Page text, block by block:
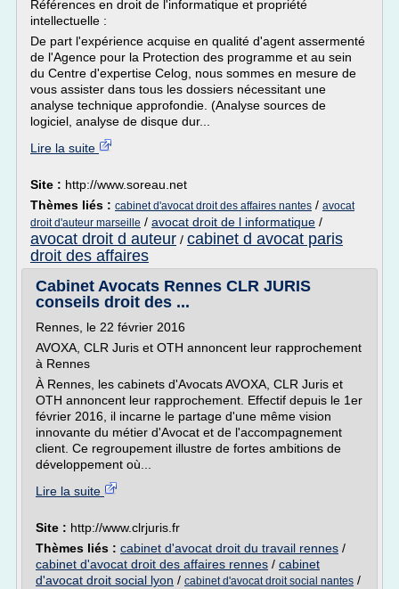
Références en droit de l'informatique et propriété
intellectuelle :
De part l'expérience acquise en qualité d'agent assermenté
de l'Agence pour la Protection des programme et au sein
du Centre d'expertise Celog, nous sommes en mesure de
vous assister dans tous les dossiers nécessitant une
analyse technique approfondie. (Analyse sources de
logiciel, analyse de disque dur...
Lire la suite
Site : http://www.soreau.net
Thèmes liés : cabinet d'avocat droit des affaires nantes / avocat
droit d'auteur marseille / avocat droit de l informatique /
avocat droit d auteur / cabinet d avocat paris
droit des affaires
Cabinet Avocats Rennes CLR JURIS
conseils droit des ...
Rennes, le 22 février 2016
AVOXA, CLR Juris et OTH annoncent leur rapprochement
à Rennes
À Rennes, les cabinets d'Avocats AVOXA, CLR Juris et
OTH annoncent leur rapprochement. Effectif depuis le 1er
février 2016, il incarne le partage d'une même vision
innovante du métier d'Avocat et de l'accompagnement
client. Ce regroupement illustre de fortes ambitions de
développement où...
Lire la suite
Site : http://www.clrjuris.fr
Thèmes liés : cabinet d'avocat droit du travail rennes /
cabinet d'avocat droit des affaires rennes / cabinet
d'avocat droit social lyon / cabinet d'avocat droit social nantes /